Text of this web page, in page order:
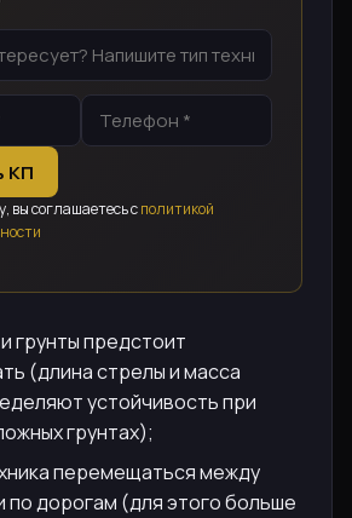
КП
вы соглашаетесь сполитикой
грунты предстоит
(длина стрелы и масса
устойчивость при
грунтах);
перемещаться между
дорогам (для этого больше